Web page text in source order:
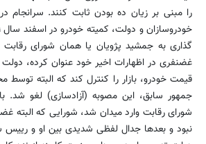
را مبنی بر زیان ده بودن ثابت کنند.
گذاری به جمشید پژویان یا همان شورای
غضنفری در اظهارات اخیر خود عنوان کرده،
قیمت خودرو، بازار را کنترل کند که البته
جمهور سابق، این مصوبه (آزادسازی) لغو شد. با
شورای رقابت وارد میدان شد، شورایی که البته
نبود و بعدها جدال لفظی شدیدی بین او و رییس